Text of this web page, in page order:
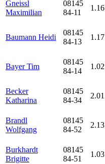
Gneissl
Maximilian
08145
84-11
1.16
Baumann Heidi
08145
84-13
1.17
Bayer Tim
08145
84-14
1.02
Becker
Katharina
08145
84-34
2.01
Brandl
Wolfgang
08145
84-52
2.13
Burkhardt
Brigitte
08145
84-51
1.03